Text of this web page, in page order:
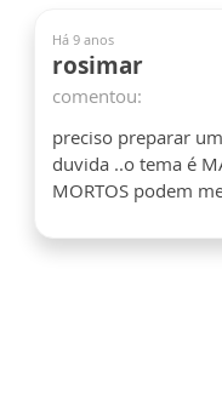
Há 9 anos
rosimar
comentou:
preciso preparar
duvida ..o tema é
MORTOS podem